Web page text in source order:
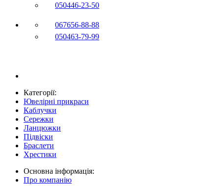
050446-23-50
067656-88-88
050463-79-99
Категорії:
Ювелірні прикраси
Каблучки
Сережки
Ланцюжки
Підвіски
Браслети
Хрестики
Основна інформація:
Про компанію